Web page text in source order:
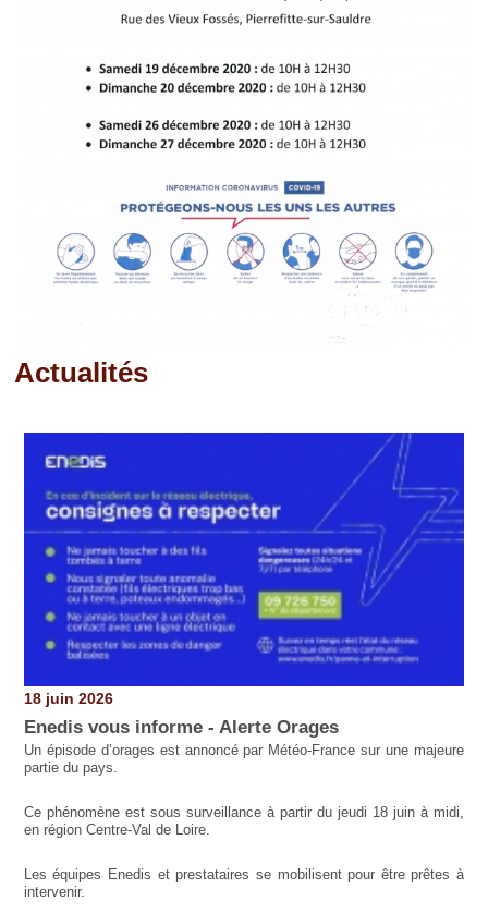
Actualités
18 juin 2026
Enedis vous informe - Alerte Orages
Un épisode d’orages est annoncé par Météo-France sur une majeure
partie du pays.
Ce phénomène est sous surveillance à partir du jeudi 18 juin à midi,
en région Centre-Val de Loire.
Les équipes Enedis et prestataires se mobilisent pour être prêtes à
intervenir.
Pages